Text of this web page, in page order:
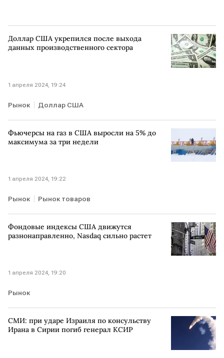
Доллар США укрепился после выхода
данных производственного сектора
1 апреля 2024, 19:24
Рынок Доллар США
Фьючерсы на газ в США выросли на 5% до
максимума за три недели
1 апреля 2024, 19:22
Рынок Рынок товаров
Фондовые индексы США движутся
разнонаправленно, Nasdaq сильно растет
1 апреля 2024, 19:20
Рынок
СМИ: при ударе Израиля по консульству
Ирана в Сирии погиб генерал КСИР